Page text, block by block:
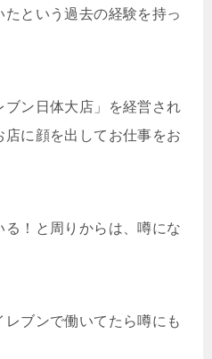
という過去の経験を持っ
ン日体大店」を経営され
に顔を出してお仕事をお
！と周りからは、噂にな
ブンで働いてたら噂にも